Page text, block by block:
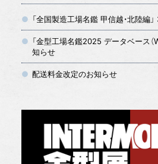
「全国製造工場名鑑 甲信越・北陸編
「金型工場名鑑2025 データベース（
知らせ
配送料金改定のお知らせ